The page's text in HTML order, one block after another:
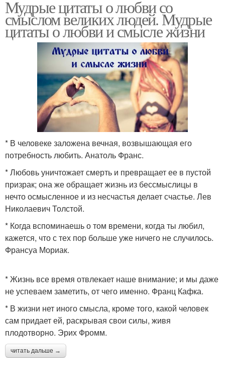
Мудрые цитаты о любви со
смыслом великих людей. Мудрые
цитаты о любви и смысле жизни
* В человеке заложена вечная, возвышающая его
потребность любить. Анатоль Франс.
* Любовь уничтожает смерть и превращает ее в пустой
призрак; она же обращает жизнь из бессмыслицы в
нечто осмысленное и из несчастья делает счастье. Лев
Николаевич Толстой.
* Когда вспоминаешь о том времени, когда ты любил,
кажется, что с тех пор больше уже ничего не случилось.
Франсуа Мориак.
* Жизнь все время отвлекает наше внимание; и мы даже
не успеваем заметить, от чего именно. Франц Кафка.
* В жизни нет иного смысла, кроме того, какой человек
сам придает ей, раскрывая свои силы, живя
плодотворно. Эрих Фромм.
читать дальше →